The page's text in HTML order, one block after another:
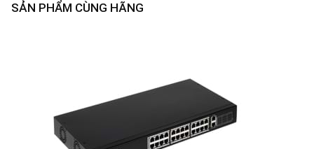
SẢN PHẨM CÙNG HÃNG